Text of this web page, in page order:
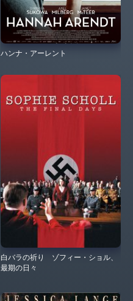
ハンナ・アーレント
白バラの祈り ゾフィー・ショル、
最期の日々